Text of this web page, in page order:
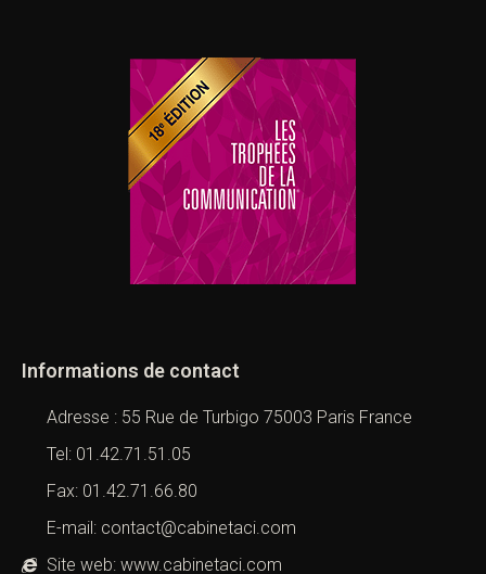
Informations de contact
Adresse : 55 Rue de Turbigo 75003 Paris France
Tel: 01.42.71.51.05
Fax: 01.42.71.66.80
E-mail: contact@cabinetaci.com
Site web: www.cabinetaci.com